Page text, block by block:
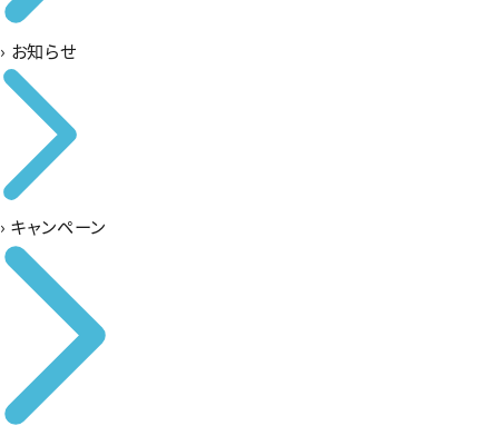
› お知らせ
› キャンペーン